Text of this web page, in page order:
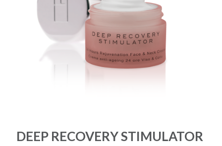
DEEP RECOVERY STIMULATOR